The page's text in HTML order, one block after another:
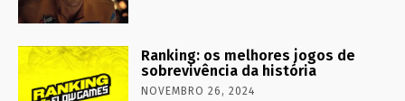
Ranking: os melhores jogos de
sobrevivência da história
NOVEMBRO 26, 2024